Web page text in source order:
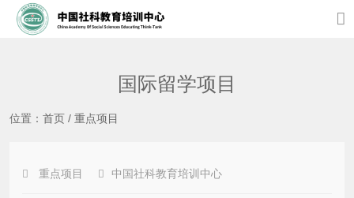
国际留学项目
位置： 首页 / 重点项目
重点项目 中国社科教育培训中心